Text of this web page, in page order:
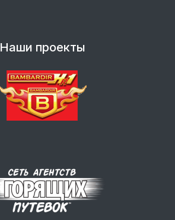
Наши проекты